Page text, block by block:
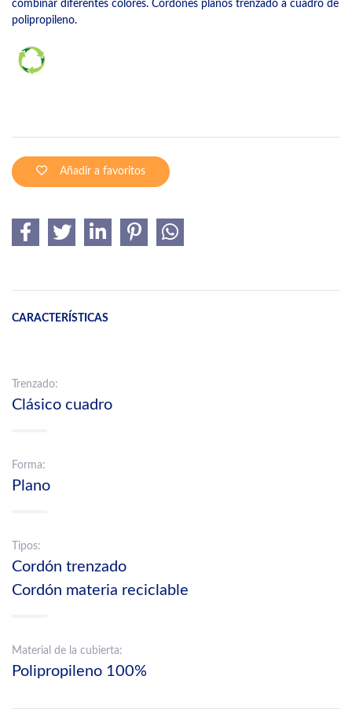
combinar diferentes colores. Cordones planos trenzado a cuadro de
polipropileno.
Añadir a favoritos
CARACTERÍSTICAS
Trenzado:
Clásico cuadro
Forma:
Plano
Tipos:
Cordón trenzado
Cordón materia reciclable
Material de la cubierta:
Polipropileno 100%